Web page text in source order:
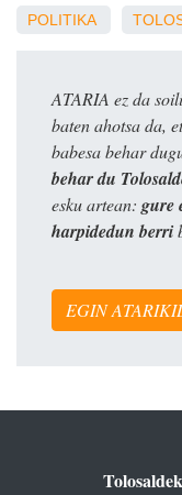
POLITIKA
ATARIA ez da
baten ahotsa da,
babesa behar
behar du
esku artean: gure
harpidedun berri
EGIN